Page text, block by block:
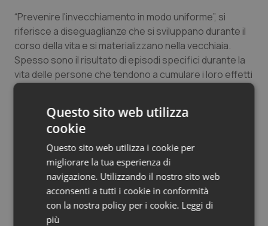
“Prevenire l'invecchiamento in modo uniforme”, si
riferisce a diseguaglianze che si sviluppano durante il
corso della vita e si materializzano nella vecchiaia.
Spesso sono il risultato di episodi specifici durante la
vita delle persone che tendono a cumulare i loro effetti
negativi sulla salute e sui redditi in età avanzata.
l'attuale generazione di persone anziane vive con
redditi più elevati e meno rischi di povertà rispetto alle
generazioni più giovani che si trovano ad affrontare
maggiori disuguaglianze in età avanzata.
L'invecchiamento ineguale è dannoso per la
crescita economica futura, soprattutto dove la
disuguaglianza delle opportunità sfocia in
Questo sito web utilizza
cookie
Questo sito web utilizza i cookie per
migliorare la tua esperienza di
navigazione. Utilizzando il nostro sito web
acconsenti a tutti i cookie in conformità
con la nostra policy per i cookie. Leggi di
più